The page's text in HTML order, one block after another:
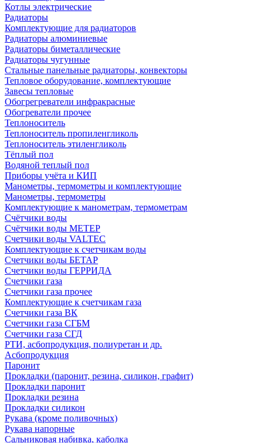
Котлы электрические
Радиаторы
Комплектующие для радиаторов
Радиаторы алюминиевые
Радиаторы биметаллические
Радиаторы чугунные
Стальные панельные радиаторы, конвекторы
Тепловое оборудование, комплектующие
Завесы тепловые
Обогрегреватели инфракрасные
Обогреватели прочее
Теплоноситель
Теплоноситель пропиленгликоль
Теплоноситель этиленгликоль
Тёплый пол
Водяной теплый пол
Приборы учёта и КИП
Манометры, термометры и комплектующие
Манометры, термометры
Комплектующие к манометрам, термометрам
Счётчики воды
Счётчики воды МЕТЕР
Счетчики воды VALTEC
Комплектующие к счетчикам воды
Счетчики воды БЕТАР
Счетчики воды ГЕРРИДА
Счетчики газа
Счетчики газа прочее
Комплектующие к счетчикам газа
Счетчики газа ВК
Счетчики газа СГБМ
Счетчики газа СГД
РТИ, асбопродукция, полиуретан и др.
Асбопродукция
Паронит
Прокладки (паронит, резина, силикон, графит)
Прокладки паронит
Прокладки резина
Прокладки силикон
Рукава (кроме поливочных)
Рукава напорные
Сальниковая набивка, каболка